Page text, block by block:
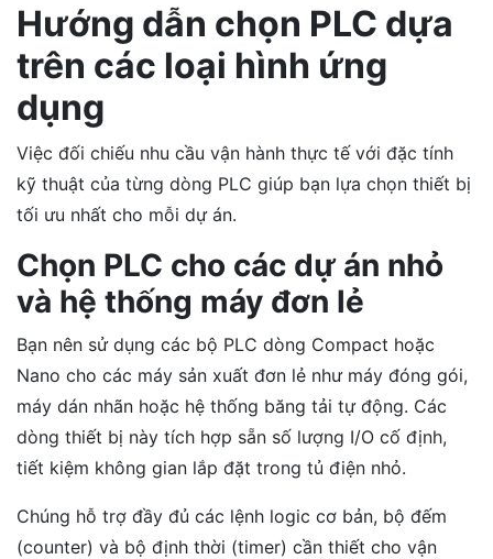
Hướng dẫn chọn PLC dựa
trên các loại hình ứng
dụng
Việc đối chiếu nhu cầu vận hành thực tế với đặc tính
kỹ thuật của từng dòng PLC giúp bạn lựa chọn thiết bị
tối ưu nhất cho mỗi dự án.
Chọn PLC cho các dự án nhỏ
và hệ thống máy đơn lẻ
Bạn nên sử dụng các bộ PLC dòng Compact hoặc
Nano cho các máy sản xuất đơn lẻ như máy đóng gói,
máy dán nhãn hoặc hệ thống băng tải tự động. Các
dòng thiết bị này tích hợp sẵn số lượng I/O cố định,
tiết kiệm không gian lắp đặt trong tủ điện nhỏ.
Chúng hỗ trợ đầy đủ các lệnh logic cơ bản, bộ đếm
(counter) và bộ định thời (timer) cần thiết cho vận